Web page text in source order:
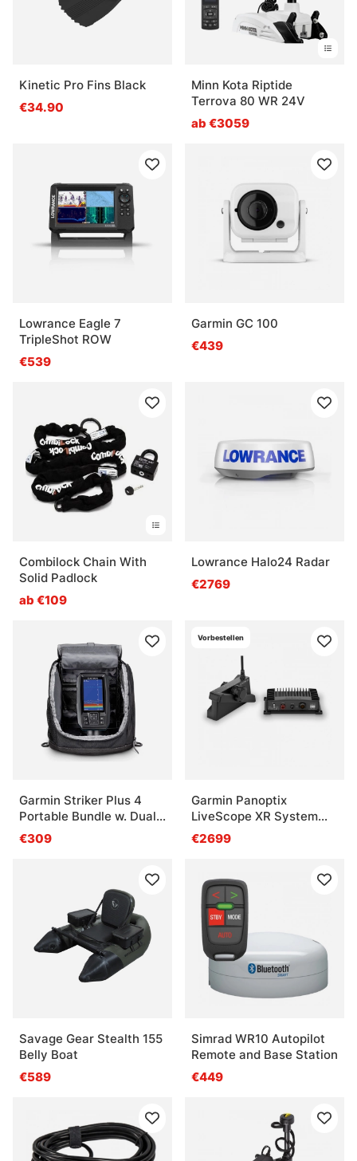
wichtig?
Kinetic Pro Fins Black
€34.90
Minn Kota Riptide
Terrova 80 WR 24V
ab €3059
Lowrance Eagle 7
TripleShot ROW
€539
Garmin GC 100
€439
Combilock Chain With
Solid Padlock
ab €109
Lowrance Halo24 Radar
€2769
Garmin Striker Plus 4
Portable Bundle w. Dual
Beam
€309
Vorbestellen
Garmin Panoptix
LiveScope XR System
LVS62XR & GLS10
€2699
Savage Gear Stealth 155
Belly Boat
€589
Simrad WR10 Autopilot
Remote and Base Station
€449